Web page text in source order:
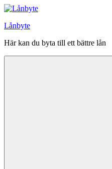
Hoppa
innehåll
Lånbyte
Här kan du byta till ett bättre lån